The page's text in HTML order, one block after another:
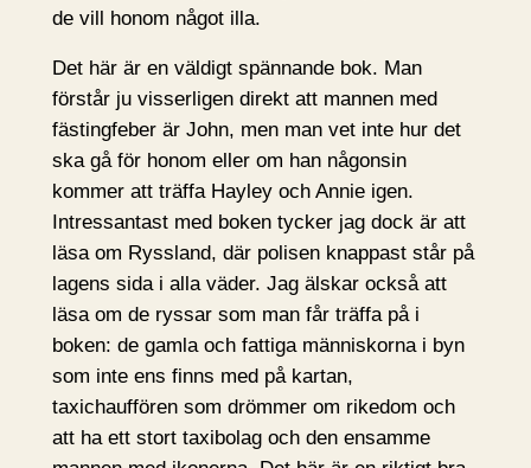
de vill honom något illa.
Det här är en väldigt spännande bok. Man
förstår ju visserligen direkt att mannen med
fästingfeber är John, men man vet inte hur det
ska gå för honom eller om han någonsin
kommer att träffa Hayley och Annie igen.
Intressantast med boken tycker jag dock är att
läsa om Ryssland, där polisen knappast står på
lagens sida i alla väder. Jag älskar också att
läsa om de ryssar som man får träffa på i
boken: de gamla och fattiga människorna i byn
som inte ens finns med på kartan,
taxichauffören som drömmer om rikedom och
att ha ett stort taxibolag och den ensamme